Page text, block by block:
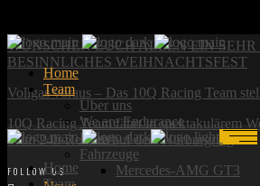
WÜNSCHEN EUCH ALLEN EIN SEHR
BESINNLICHES WEIHNACHTSFEST
Vollgas voraus – Das 10Q Racing Team
10Q Racing Team fährt in spektakulärem
beim 24h-Rennen auf dem Nürburgring
FOLLOW US:
Home
Team
Über uns
We are Endurance
Fahrer
Fahrzeuge
Mercedes-AMG GT3
Home